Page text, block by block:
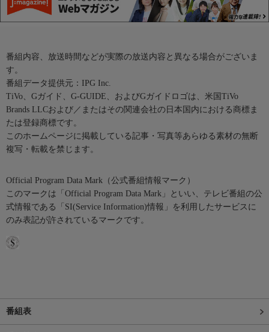
番組内容、放送時間などが実際の放送内容と異なる場合がございま
す。
番組データ提供元：IPG Inc.
TiVo、Gガイド、G-GUIDE、およびGガイドロゴは、米国TiVo
Brands LLCおよび／またはその関連会社の日本国内における商標ま
たは登録商標です。
このホームページに掲載している記事・写真等あらゆる素材の無断
複写・転載を禁じます。
Official Program Data Mark（公式番組情報マーク）
このマークは「Official Program Data Mark」といい、テレビ番組の公
式情報である「SI(Service Information)情報」を利用したサービスに
のみ表記が許されているマークです。
番組表